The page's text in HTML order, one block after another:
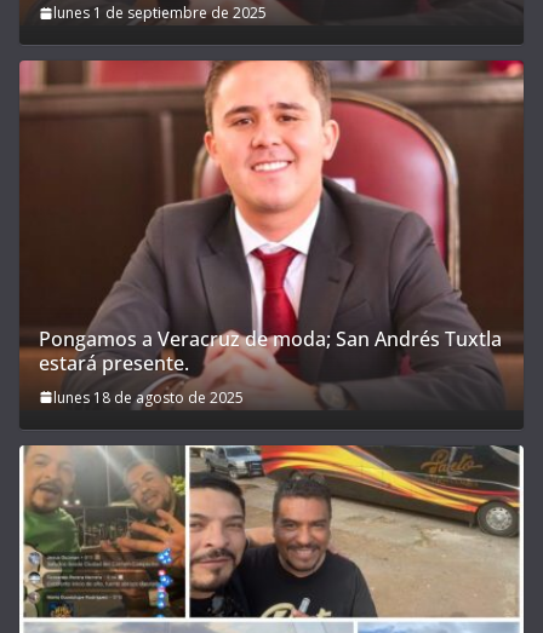
lunes 1 de septiembre de 2025
Pongamos a Veracruz de moda; San Andrés Tuxtla
estará presente.
lunes 18 de agosto de 2025